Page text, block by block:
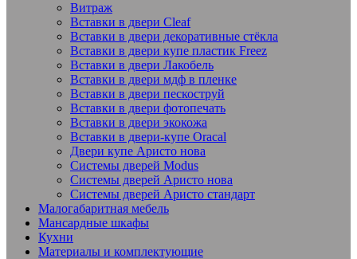
Витраж
Вставки в двери Cleaf
Вставки в двери декоративные стёкла
Вставки в двери купе пластик Freez
Вставки в двери Лакобель
Вставки в двери мдф в пленке
Вставки в двери пескоструй
Вставки в двери фотопечать
Вставки в двери экокожа
Вставки в двери-купе Oracal
Двери купе Аристо нова
Системы дверей Modus
Системы дверей Аристо нова
Системы дверей Аристо стандарт
Малогабаритная мебель
Мансардные шкафы
Кухни
Материалы и комплектующие